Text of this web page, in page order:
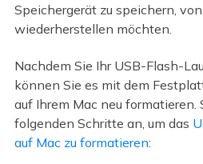
Speichergerät zu speichern,
wiederherstellen möchten.
Nachdem Sie Ihr USB-Flash-
können Sie es mit dem
auf Ihrem Mac neu formatieren.
folgenden Schritte an, um das
auf Mac zu formatieren: